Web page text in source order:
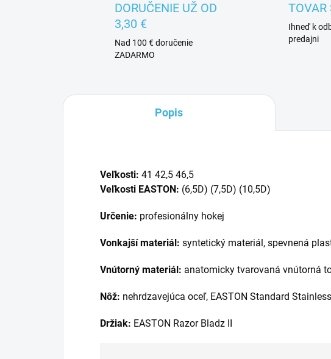
DORUČENIE UŽ OD
3,30 €
Nad 100 € doručenie
ZADARMO
TOVAR
Ihneď k
predajni
Popis
Veľkosti: 41 42,5 46,5
Veľkosti EASTON: (6,5D) (7,5D) (10,5D)
Určenie: profesionálny hokej
Vonkajší materiál: syntetický materiál, spevnená
Vnútorný materiál: anatomicky tvarovaná vnútorná
Nôž: nehrdzavejúca oceľ, EASTON Standard
Držiak: EASTON Razor Bladz II